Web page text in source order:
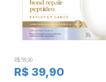
R$ 56,90
R$ 39,90